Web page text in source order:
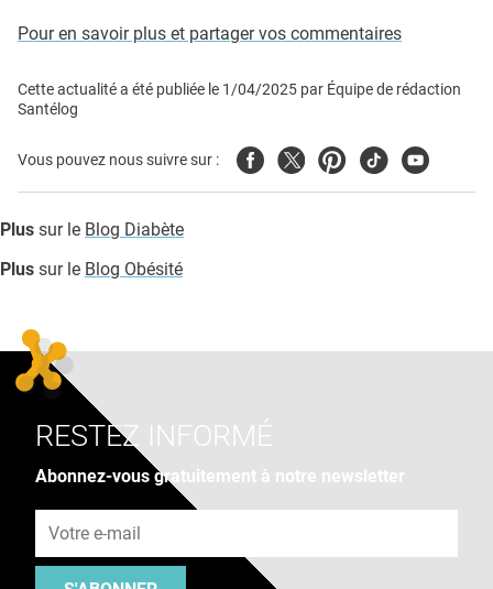
Pour en savoir plus et partager vos commentaires
Cette actualité a été publiée le 1/04/2025 par Équipe de rédaction
Santélog
Vous pouvez nous suivre sur : FacebookTwitterPinterest
TiktokYoutube
Plus sur le Blog Diabète
Plus sur le Blog Obésité
RESTEZ INFORMÉ
Abonnez-vous gratuitement à notre newsletter